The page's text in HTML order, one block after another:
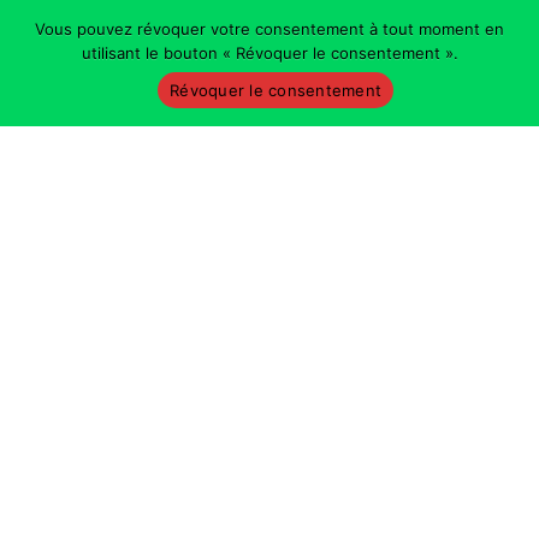
Vous pouvez révoquer votre consentement à tout moment en
utilisant le bouton « Révoquer le consentement ».
Révoquer le consentement